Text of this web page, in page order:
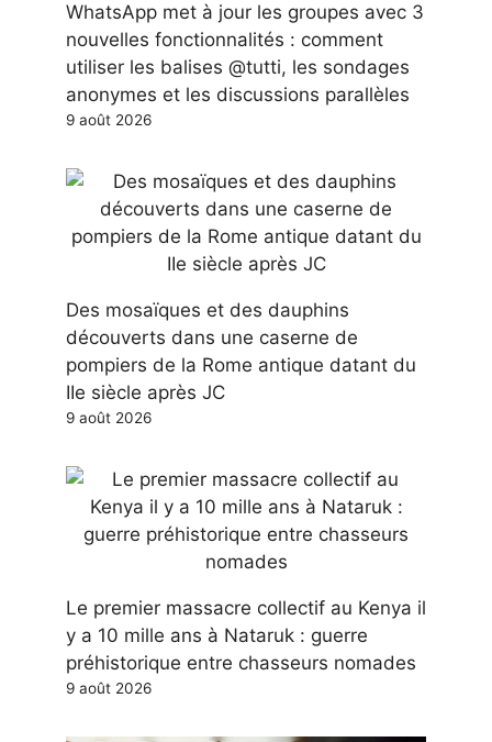
WhatsApp met à jour les groupes avec 3
nouvelles fonctionnalités : comment
utiliser les balises @tutti, les sondages
anonymes et les discussions parallèles
9 août 2026
Des mosaïques et des dauphins
découverts dans une caserne de
pompiers de la Rome antique datant du
IIe siècle après JC
9 août 2026
Le premier massacre collectif au Kenya il
y a 10 mille ans à Nataruk : guerre
préhistorique entre chasseurs nomades
9 août 2026